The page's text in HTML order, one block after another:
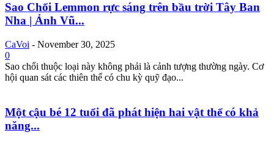
Sao Chổi Lemmon rực sáng trên bầu trời Tây Ban
Nha | Ảnh Vũ...
CaVoi - November 30, 2025
0
Sao chổi thuộc loại này không phải là cảnh tượng thường ngày. Cơ
hội quan sát các thiên thể có chu kỳ quỹ đạo...
Một cậu bé 12 tuổi đã phát hiện hai vật thể có khả
năng...